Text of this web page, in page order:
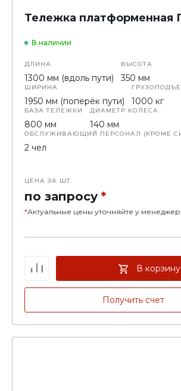
Тележка платформенная
В наличии
ДЛИНА
1300 мм (вдоль пути)
ВЫСОТА
350 мм
ШИРИНА
1950 мм (поперёк пути) 1000 кг
БАЗА ТЕЛЕЖКИ
800 мм
ДИАМЕТР КОЛЕСА
140 мм
ОБСЛУЖИВАЮЩИЙ ПЕРСОНАЛ (КРОМЕ
2 чел
ЦЕНА ЗА ШТ.
по запросу *
*Актуальные цены уточняйте у
Получить счет
В корзину